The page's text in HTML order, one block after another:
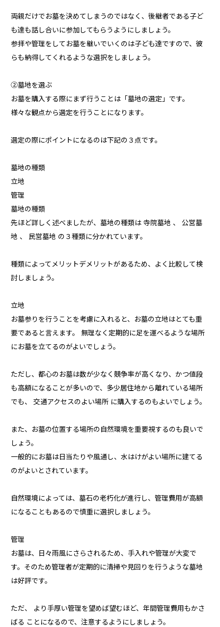
両親だけでお墓を決めてしまうのではなく、後継者である子ど
も達も話し合いに参加してもらうようにしましょう。
参拝や管理をしてお墓を継いでいくのは子ども達ですので、彼
らも納得してくれるような選択をしましょう。
②墓地を選ぶ
お墓を購入する際にまず行うことは「墓地の選定」です。
様々な観点から選定を行うことになります。
選定の際にポイントになるのは下記の３点です。
墓地の種類
立地
管理
墓地の種類
先ほど詳しく述べましたが、墓地の種類は 寺院墓地 、 公営墓
地 、 民営墓地 の３種類に分かれています。
種類によってメリットデメリットがあるため、よく比較して検
討しましょう。
立地
お墓参りを行うことを考慮に入れると、お墓の立地はとても重
要であると言えます。 無理なく定期的に足を運べるような場所
にお墓を立てるのがよいでしょう。
ただし、都心のお墓は数が少なく競争率が高くなり、かつ値段
も高額になることが多いので、多少居住地から離れている場所
でも、 交通アクセスのよい場所 に購入するのもよいでしょう。
また、お墓の位置する場所の自然環境を重要視するのも良いで
しょう。
一般的にお墓は日当たりや風通し、水はけがよい場所に建てる
のがよいとされています。
自然環境によっては、墓石の老朽化が進行し、管理費用が高額
になることもあるので慎重に選択しましょう。
管理
お墓は、日々雨風にさらされるため、手入れや管理が大変で
す。そのため管理者が定期的に清掃や見回りを行うような墓地
は好評です。
ただ、 より手厚い管理を望めば望むほど、年間管理費用もかさ
ばる ことになるので、注意するようにしましょう。